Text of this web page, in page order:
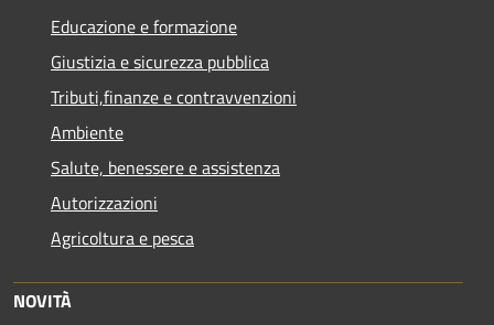
Educazione e formazione
Giustizia e sicurezza pubblica
Tributi,finanze e contravvenzioni
Ambiente
Salute, benessere e assistenza
Autorizzazioni
Agricoltura e pesca
NOVITÀ